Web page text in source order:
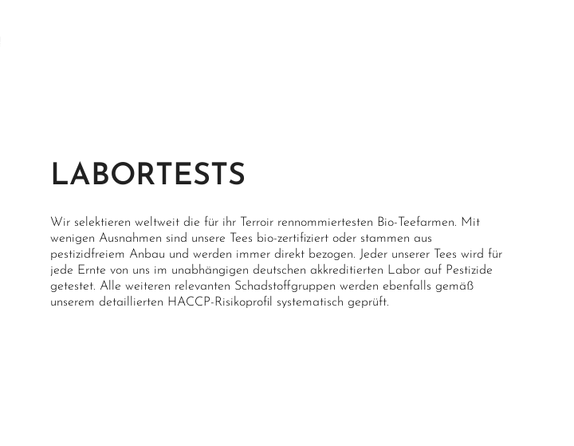
LABORTESTS
Wir selektieren weltweit die für ihr Terroir rennommiertesten Bio-Teefarmen. Mit
wenigen Ausnahmen sind unsere Tees bio-zertifiziert oder stammen aus
pestizidfreiem Anbau und werden immer direkt bezogen. Jeder unserer Tees wird für
jede Ernte von uns im unabhängigen deutschen akkreditierten Labor auf Pestizide
getestet. Alle weiteren relevanten Schadstoffgruppen werden ebenfalls gemäß
unserem detaillierten HACCP-Risikoprofil systematisch geprüft.